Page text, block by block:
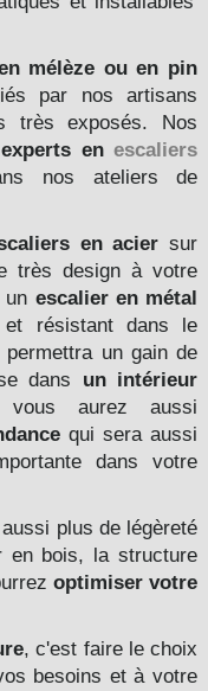
mélèze ou en pin
par nos artisans
très exposés. Nos
experts enescaliers
nos ateliers de
en acier sur
très design à votre
un escalier en métal
résistant dans le
un gain de
dans un intérieur
aurez aussi
qui sera aussi
dans votre
plus de légèreté
en bois, la structure
optimiser votre
, c'est faire le choix
besoins et à votre